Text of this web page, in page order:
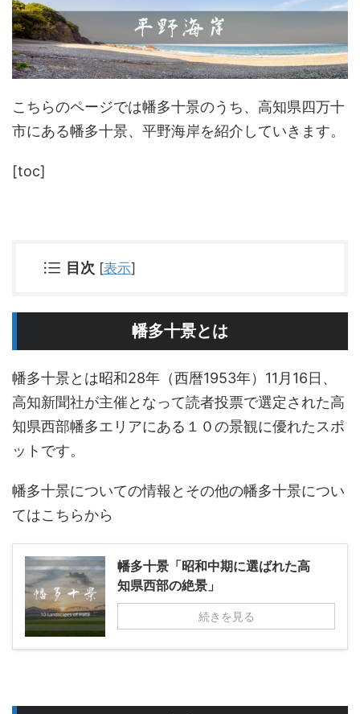
こちらのページでは幡多十景のうち、高知県四万十
市にある幡多十景、平野海岸を紹介していきます。
[toc]
目次 [表示]
幡多十景とは
幡多十景とは昭和28年（西暦1953年）11月16日、
高知新聞社が主催となって読者投票で選定された高
知県西部幡多エリアにある１０の景観に優れたスポ
ットです。
幡多十景についての情報とその他の幡多十景につい
てはこちらから
幡多十景「昭和中期に選ばれた高
知県西部の絶景」
続きを見る